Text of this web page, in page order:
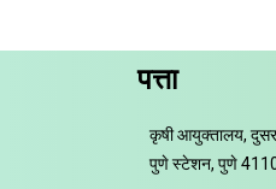
पत्ता
कृषी आयुक्तालय,
पुणे स्टेशन, पुणे